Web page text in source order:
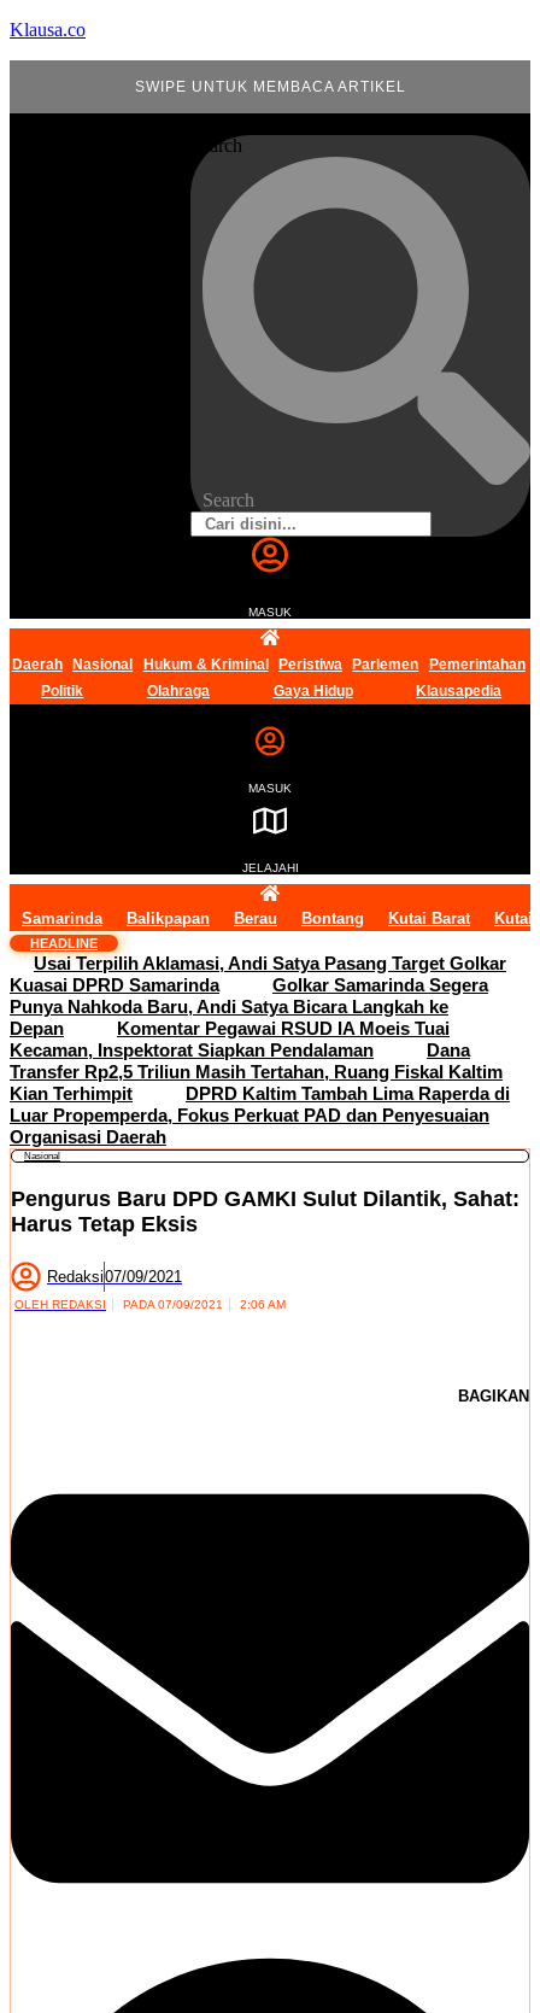
Klausa.co
SWIPE UNTUK MEMBACA ARTIKEL
Search
Search
MASUK
Daerah Nasional Hukum & Kriminal Peristiwa Parlemen
Pemerintahan
Politik
Olahraga Gaya Hidup Klausapedia
MASUK
JELAJAHI
Samarinda Balikpapan Berau Bontang Kutai Barat Kutai
HEADLINE
Usai Terpilih Aklamasi, Andi Satya Pasang Target Golkar
Kuasai DPRD Samarinda
Golkar Samarinda Segera
Punya Nahkoda Baru, Andi Satya Bicara Langkah ke
Depan
Komentar Pegawai RSUD IA Moeis Tuai
Kecaman, Inspektorat Siapkan Pendalaman
Dana
Transfer Rp2,5 Triliun Masih Tertahan, Ruang Fiskal Kaltim
Kian Terhimpit
DPRD Kaltim Tambah Lima Raperda di
Luar Propemperda, Fokus Perkuat PAD dan Penyesuaian
Organisasi Daerah
Nasional
Pengurus Baru DPD GAMKI Sulut Dilantik, Sahat:
Harus Tetap Eksis
Redaksi07/09/2021
OLEH REDAKSI PADA 07/09/2021 2:06 AM
BAGIKAN